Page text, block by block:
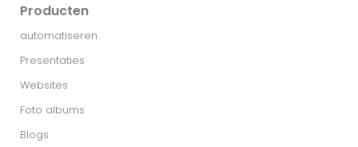
Producten
automatiseren
Presentaties
Websites
Foto albums
Blogs